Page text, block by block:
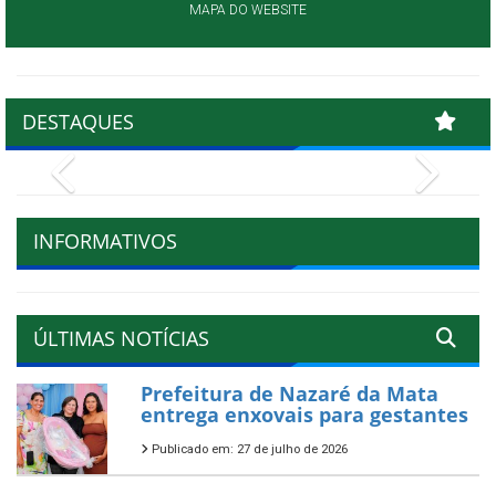
MAPA DO WEBSITE
DESTAQUES
INFORMATIVOS
ÚLTIMAS NOTÍCIAS
Prefeitura de Nazaré da Mata
entrega enxovais para gestantes
Publicado em: 27 de julho de 2026